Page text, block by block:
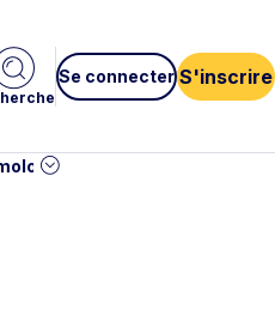
Se connecter S'inscrire